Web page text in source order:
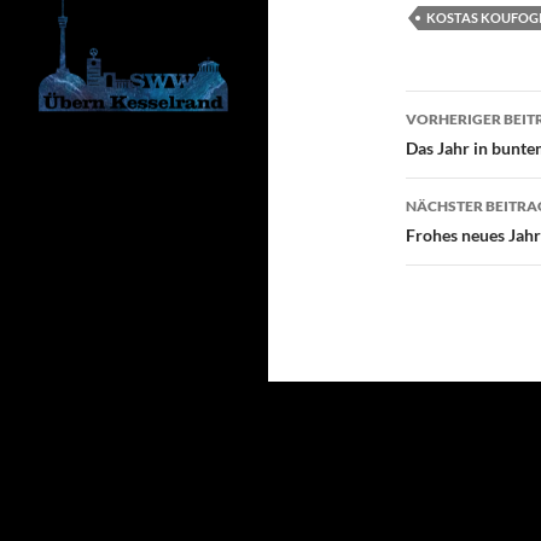
KOSTAS
VORHERIGER
Das Jahr in
NÄCHSTER
Frohes neues